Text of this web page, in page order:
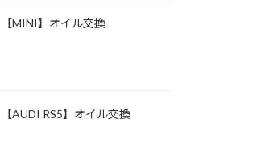
【MINI】オイル交換
【AUDI RS5】オイル交換